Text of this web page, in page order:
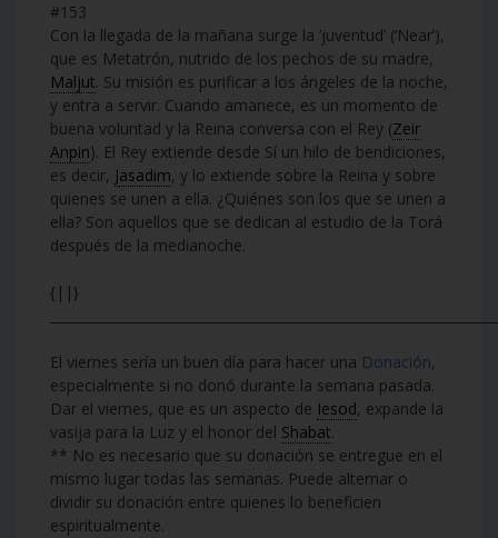
#153
Con la llegada de la mañana surge la ‘juventud’ (‘Near’),
que es Metatrón, nutrido de los pechos de su madre,
Maljut. Su misión es purificar a los ángeles de la noche,
y entra a servir. Cuando amanece, es un momento de
buena voluntad y la Reina conversa con el Rey (Zeir
Anpin). El Rey extiende desde Sí un hilo de bendiciones,
es decir, Jasadim, y lo extiende sobre la Reina y sobre
quienes se unen a ella. ¿Quiénes son los que se unen a
ella? Son aquellos que se dedican al estudio de la Torá
después de la medianoche.
{||}
El viernes sería un buen día para hacer una Donación,
especialmente si no donó durante la semana pasada.
Dar el viernes, que es un aspecto de Iesod, expande la
vasija para la Luz y el honor del Shabat.
** No es necesario que su donación se entregue en el
mismo lugar todas las semanas. Puede alternar o
dividir su donación entre quienes lo beneficien
espiritualmente.